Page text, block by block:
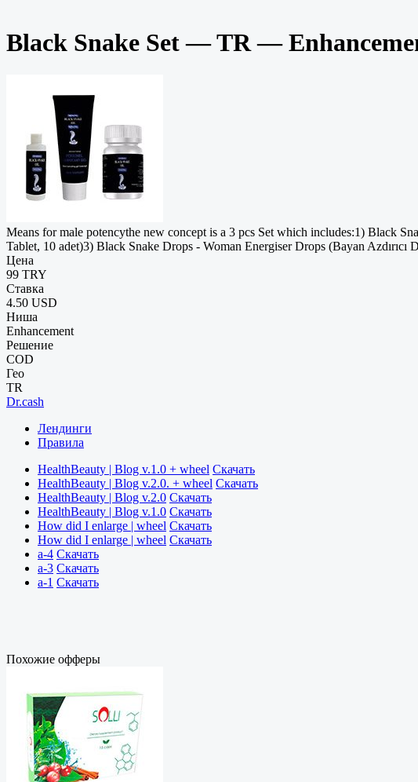
Black Snake Set — TR —
Means for male potencythe new concept is a 3 pcs Set which includes:1) Black
Tablet, 10 adet)3) Black Snake Drops - Woman Energiser Drops (Bayan Azdırıcı
Цена
99 TRY
Ставка
4.50 USD
Ниша
Enhancement
Решение
COD
Гео
TR
Dr.cash
Лендинги
Правила
HealthBeauty | Blog v.1.0 + wheel Скачать
HealthBeauty | Blog v.2.0. + wheel Скачать
HealthBeauty | Blog v.2.0 Скачать
HealthBeauty | Blog v.1.0 Скачать
How did I enlarge | wheel Скачать
How did I enlarge | wheel Скачать
a-4 Скачать
a-3 Скачать
a-1 Скачать
Похожие офферы